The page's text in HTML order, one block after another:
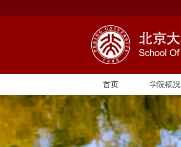
首页 学院概况